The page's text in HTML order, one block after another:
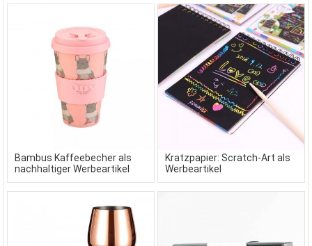
Bambus Kaffeebecher als
nachhaltiger Werbeartikel
Kratzpapier: Scratch-Art als
Werbeartikel